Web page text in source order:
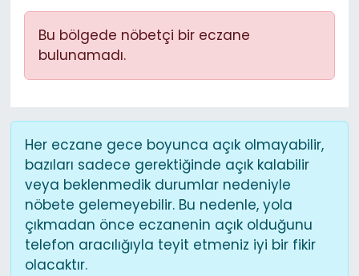
Bu bölgede nöbetçi bir eczane
bulunamadı.
Her eczane gece boyunca açık olmayabilir,
bazıları sadece gerektiğinde açık kalabilir
veya beklenmedik durumlar nedeniyle
nöbete gelemeyebilir. Bu nedenle, yola
çıkmadan önce eczanenin açık olduğunu
telefon aracılığıyla teyit etmeniz iyi bir fikir
olacaktır.